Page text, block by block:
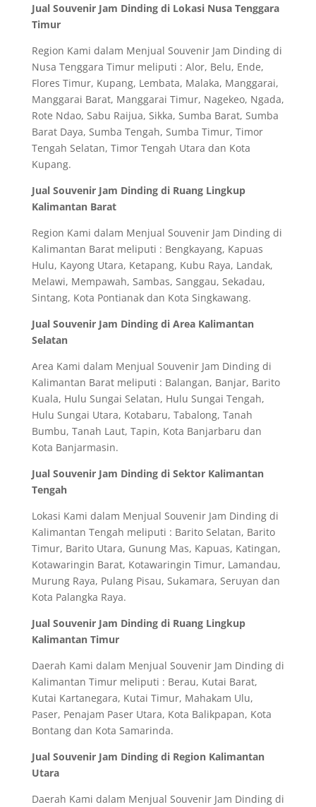
Jual Souvenir Jam Dinding di Lokasi Nusa Tenggara
Timur
Region Kami dalam Menjual Souvenir Jam Dinding di
Nusa Tenggara Timur meliputi : Alor, Belu, Ende,
Flores Timur, Kupang, Lembata, Malaka, Manggarai,
Manggarai Barat, Manggarai Timur, Nagekeo, Ngada,
Rote Ndao, Sabu Raijua, Sikka, Sumba Barat, Sumba
Barat Daya, Sumba Tengah, Sumba Timur, Timor
Tengah Selatan, Timor Tengah Utara dan Kota
Kupang.
Jual Souvenir Jam Dinding di Ruang Lingkup
Kalimantan Barat
Region Kami dalam Menjual Souvenir Jam Dinding di
Kalimantan Barat meliputi : Bengkayang, Kapuas
Hulu, Kayong Utara, Ketapang, Kubu Raya, Landak,
Melawi, Mempawah, Sambas, Sanggau, Sekadau,
Sintang, Kota Pontianak dan Kota Singkawang.
Jual Souvenir Jam Dinding di Area Kalimantan
Selatan
Area Kami dalam Menjual Souvenir Jam Dinding di
Kalimantan Barat meliputi : Balangan, Banjar, Barito
Kuala, Hulu Sungai Selatan, Hulu Sungai Tengah,
Hulu Sungai Utara, Kotabaru, Tabalong, Tanah
Bumbu, Tanah Laut, Tapin, Kota Banjarbaru dan
Kota Banjarmasin.
Jual Souvenir Jam Dinding di Sektor Kalimantan
Tengah
Lokasi Kami dalam Menjual Souvenir Jam Dinding di
Kalimantan Tengah meliputi : Barito Selatan, Barito
Timur, Barito Utara, Gunung Mas, Kapuas, Katingan,
Kotawaringin Barat, Kotawaringin Timur, Lamandau,
Murung Raya, Pulang Pisau, Sukamara, Seruyan dan
Kota Palangka Raya.
Jual Souvenir Jam Dinding di Ruang Lingkup
Kalimantan Timur
Daerah Kami dalam Menjual Souvenir Jam Dinding di
Kalimantan Timur meliputi : Berau, Kutai Barat,
Kutai Kartanegara, Kutai Timur, Mahakam Ulu,
Paser, Penajam Paser Utara, Kota Balikpapan, Kota
Bontang dan Kota Samarinda.
Jual Souvenir Jam Dinding di Region Kalimantan
Utara
Daerah Kami dalam Menjual Souvenir Jam Dinding di